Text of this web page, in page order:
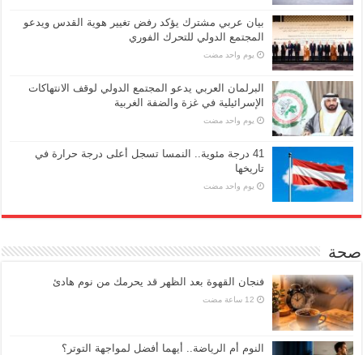
بيان عربي مشترك يؤكد رفض تغيير هوية القدس ويدعو
المجتمع الدولي للتحرك الفوري
‏يوم واحد مضت
البرلمان العربي يدعو المجتمع الدولي لوقف الانتهاكات
الإسرائيلية في غزة والضفة الغربية
‏يوم واحد مضت
41 درجة مئوية.. النمسا تسجل أعلى درجة حرارة في
تاريخها
‏يوم واحد مضت
صحة
فنجان القهوة بعد الظهر قد يحرمك من نوم هادئ
النوم أم الرياضة.. أيهما أفضل لمواجهة التوتر؟